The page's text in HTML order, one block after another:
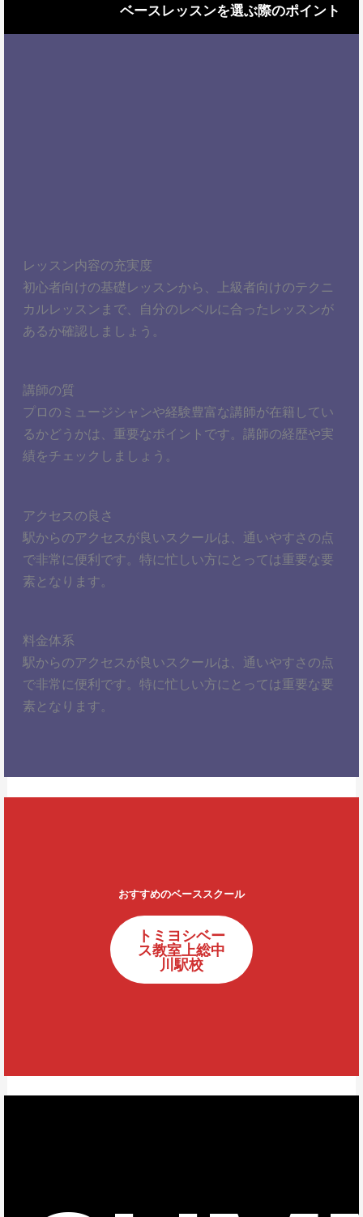
ベースレッスンを選ぶ際のポイント
レッスン内容の充実度
初心者向けの基礎レッスンから、上級者向けのテクニ
カルレッスンまで、自分のレベルに合ったレッスンが
あるか確認しましょう。
講師の質
プロのミュージシャンや経験豊富な講師が在籍してい
るかどうかは、重要なポイントです。講師の経歴や実
績をチェックしましょう。
アクセスの良さ
駅からのアクセスが良いスクールは、通いやすさの点
で非常に便利です。特に忙しい方にとっては重要な要
素となります。
料金体系
駅からのアクセスが良いスクールは、通いやすさの点
で非常に便利です。特に忙しい方にとっては重要な要
素となります。
おすすめのベーススクール
トミヨシベー
ス教室上総中
川駅校